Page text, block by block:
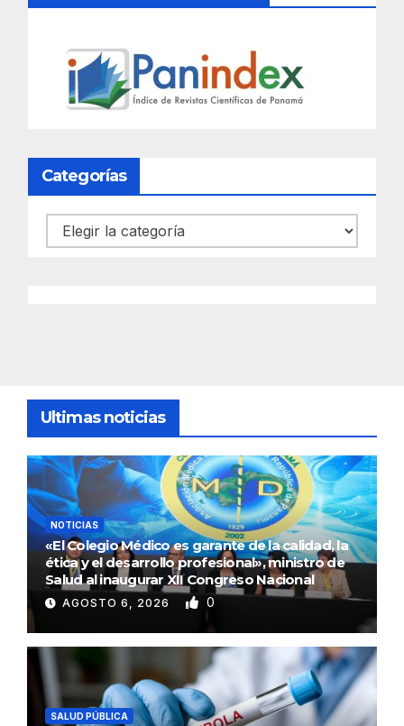
Categorías
Categorías
Ultimas noticias
NOTICIAS
«El Colegio Médico es garante de la calidad, la
ética y el desarrollo profesional», ministro de
Salud al inaugurar XII Congreso Nacional
AGOSTO 6, 2026 0
SALUD PÚBLICA